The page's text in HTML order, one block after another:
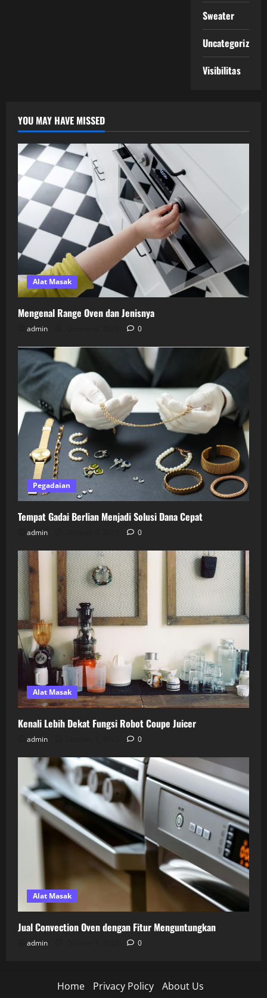
Sweater
Uncategorized
Visibilitas
YOU MAY HAVE MISSED
Alat Masak
Mengenal Range Oven dan Jenisnya
admin 0
Pegadaian
Tempat Gadai Berlian Menjadi Solusi Dana Cepat
admin 0
Alat Masak
Kenali Lebih Dekat Fungsi Robot Coupe Juicer
admin 0
Alat Masak
Jual Convection Oven dengan Fitur Menguntungkan
admin 0
Home Privacy Policy About Us